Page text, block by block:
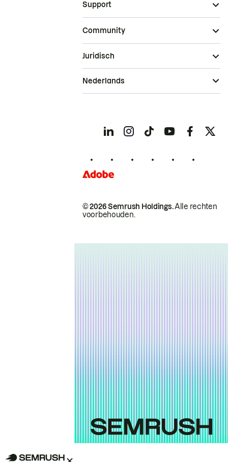
Support
Community
© 2026 Semrush Holdings.Alle rechten
voorbehouden.
Juridisch
Nederlands